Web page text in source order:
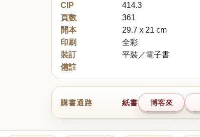
CIP
414.3
頁數
361
開本
29.7 x 21 cm
印刷
全彩
裝訂
平裝／電子書
備註
購書通路 紙書 博客來